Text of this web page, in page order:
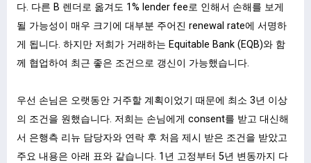
다. 다른 B 렌더로 옮겨도 1% lender fee로 인해서 손해를 보게
될 가능성이 매우 크기에 대부분 주어진 renewal rate에 서명하
게 됩니다. 하지만 저희가 거래하는 Equitable Bank (EQB)와 함
께 협업하여 최근 좋은 조건으로 갱신이 가능했습니다.
우선 손님은 오랫동안 거주할 계획이었기 때문에 최소 3년 이상
의 조건을 원했습니다. 저희는 손님에게 consent를 받고 대신해
서 은행측 리뉴 담당자와 연락 후 처음 제시 받은 조건을 받았고
주요 내용은 아래 표와 같습니다. 1년 고정부터 5년 변동까지 다